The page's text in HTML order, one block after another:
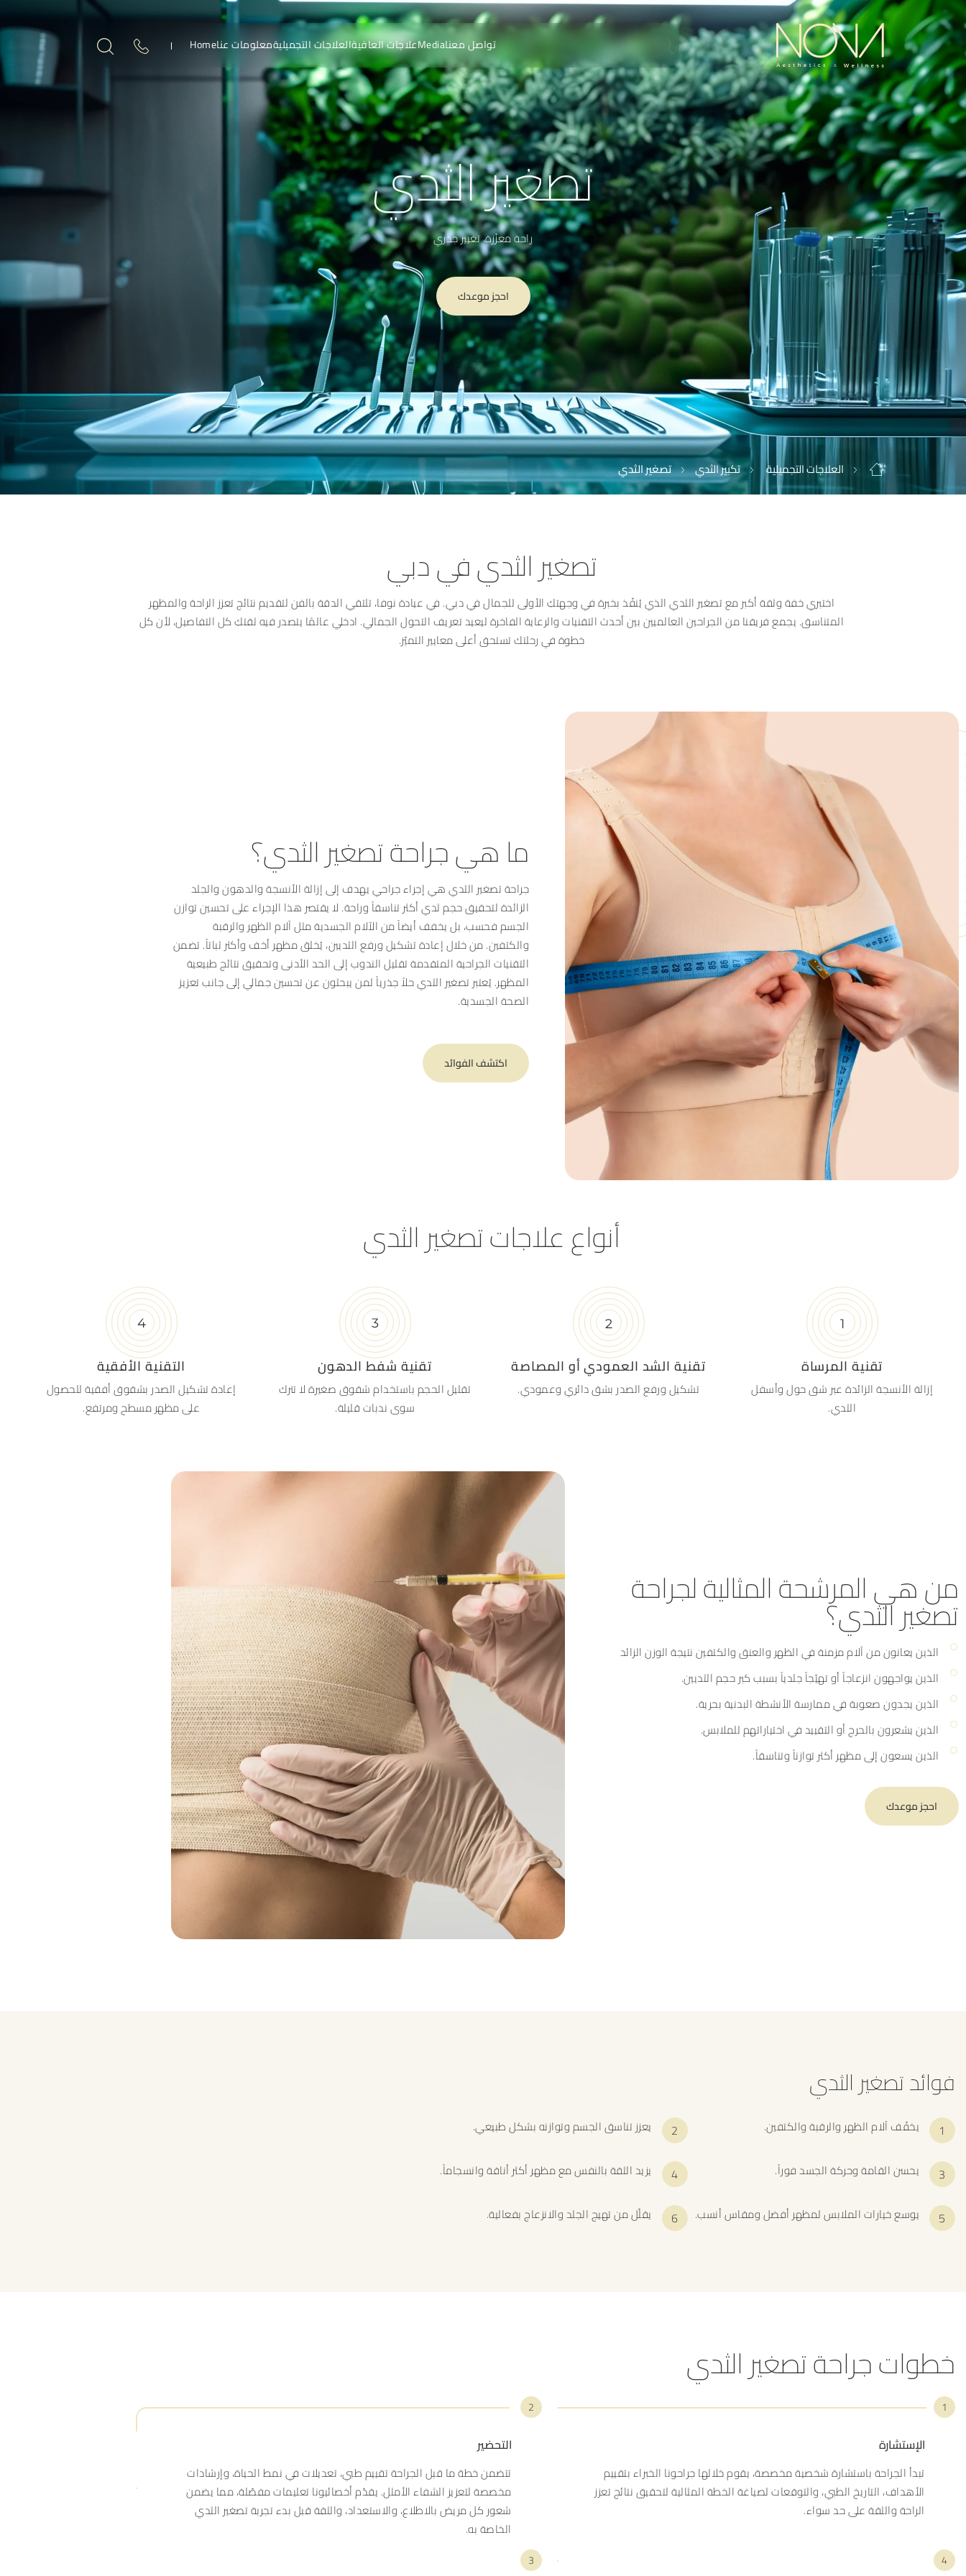
Homeمعلومات عناالعلاجات التجميليةعلاجات العافيةMediaتواصل معنا
تصغير الثدي
راحة معزّزة، تغيير جذري
احجز موعدك
العلاجات التجميلية تكبير الثدي تصغير الثدي
تصغير الثدي في دبي
اختبري خفة وثقة أكبر مع تصغير الثدي الذي يُنفّذ بخبرة في وجهتكِ الأولى للجمال في دبي. في عيادة نوفا، تلتقي الدقة بالفن لتقديم نتائج تعزز الراحة والمظهر
المتناسق. يجمع فريقنا من الجراحين العالميين بين أحدث التقنيات والرعاية الفاخرة ليعيد تعريف التحول الجمالي. ادخلي عالمًا يتصدر فيه ثقتكِ كل التفاصيل، لأن كل
خطوة في رحلتك تستحق أعلى معايير التميّز.
ما هي جراحة تصغير الثدي؟
جراحة تصغير الثدي هي إجراء جراحي يهدف إلى إزالة الأنسجة والدهون والجلد
الزائدة لتحقيق حجم ثدي أكثر تناسقاً وراحة. لا يقتصر هذا الإجراء على تحسين توازن
الجسم فحسب، بل يخفف أيضاً من الآلام الجسدية مثل آلام الظهر والرقبة
والكتفين. من خلال إعادة تشكيل ورفع الثديين، يُخلق مظهر أخف وأكثر ثباتاً. تضمن
التقنيات الجراحية المتقدمة تقليل الندوب إلى الحد الأدنى وتحقيق نتائج طبيعية
المظهر. يُعتبر تصغير الثدي حلاً جذرياً لمن يبحثون عن تحسين جمالي إلى جانب تعزيز
الصحة الجسدية.
اكتشف الفوائد
أنواع علاجات تصغير الثدي
تقنية المرساة
إزالة الأنسجة الزائدة عبر شق حول وأسفل
الثدي.
تقنية الشد العمودي أو المصاصة
تشكيل ورفع الصدر بشق دائري وعمودي.
تقنية شفط الدهون
تقليل الحجم باستخدام شقوق صغيرة لا تترك
سوى ندبات قليلة.
التقنية الأفقية
إعادة تشكيل الصدر بشقوق أفقية للحصول
على مظهر مسطح ومرتفع.
من هي المرشحة المثالية لجراحة
تصغير الثدي؟
الذين يعانون من آلام مزمنة في الظهر والعنق والكتفين نتيجة الوزن الزائد
الذين يواجهون انزعاجاً أو تهيّجاً جلدياً بسبب كبر حجم الثديين.
الذين يجدون صعوبة في ممارسة الأنشطة البدنية بحرية.
الذين يشعرون بالحرج أو التقييد في اختياراتهم للملابس.
الذين يسعون إلى مظهر أكثر توازناً وتناسقاً.
احجز موعدك
فوائد تصغير الثدي
يخفّف آلام الظهر والرقبة والكتفين. يعزز تناسق الجسم وتوازنه بشكل طبيعي.
يحسن القامة وحركة الجسد فوراً. يزيد الثقة بالنفس مع مظهر أكثر أناقة وانسجاماً.
يوسع خيارات الملابس لمظهر أفضل ومقاس أنسب. يقلّل من تهيج الجلد والانزعاج بفعالية.
خطوات جراحة تصغير الثدي
1
الإستشارة
تبدأ الجراحة باستشارة شخصية مخصصة، يقوم خلالها جراحونا الخبراء بتقييم
الأهداف، التاريخ الطبي، والتوقعات لصياغة الخطة المثالية لتحقيق نتائج تعزز
الراحة والثقة على حد سواء.
2
التحضير
تتضمن خطة ما قبل الجراحة تقييم طبي، تعديلات في نمط الحياة، وإرشادات
مخصصة لتعزيز الشفاء الأمثل. يقدّم أخصائيونا تعليمات مفصّلة، مما يضمن
شعور كل مريض بالاطلاع، والاستعداد، والثقة قبل بدء تجربة تصغير الثدي
الخاصة به.
4
3